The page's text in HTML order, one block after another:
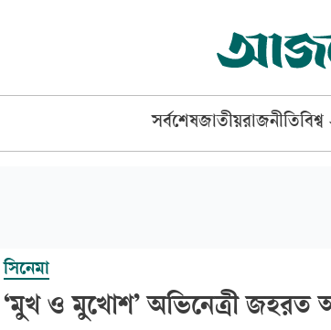
সর্বশেষজাতীয়রাজনীতিবিশ্ব
সিনেমা
‘মুখ ও মুখোশ’ অভিনেত্রী জহরত